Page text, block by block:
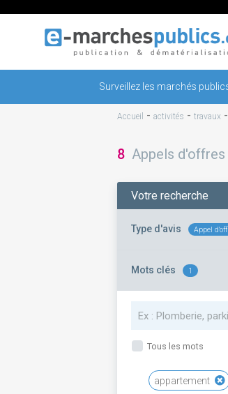
Surveillez les marchés
Accueil - activités - travaux -
8 Appels d'offres
Votre recherche
Type d'avis Appel
Mots clés 1
Tous les mots
appartement